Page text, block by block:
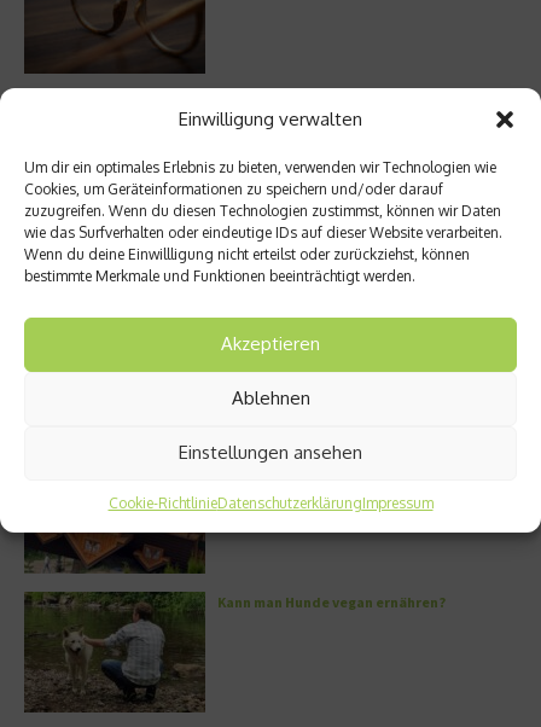
Einwilligung verwalten
Um dir ein optimales Erlebnis zu bieten, verwenden wir Technologien wie
Cookies, um Geräteinformationen zu speichern und/oder darauf
zuzugreifen. Wenn du diesen Technologien zustimmst, können wir Daten
wie das Surfverhalten oder eindeutige IDs auf dieser Website verarbeiten.
Wenn du deine Einwillligung nicht erteilst oder zurückziehst, können
bestimmte Merkmale und Funktionen beeinträchtigt werden.
Akzeptieren
Ablehnen
Einstellungen ansehen
Cookie-RichtlinieDatenschutzerklärungImpressum
Meistgelesen
Architektur: Verrückte Häuser
Kann man Hunde vegan ernähren?